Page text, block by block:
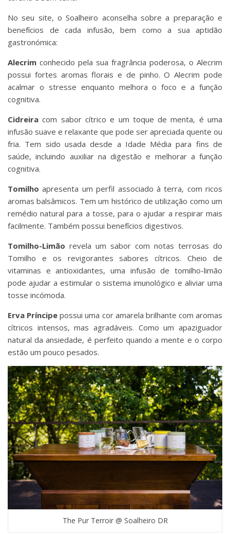
No seu site, o Soalheiro aconselha sobre a preparação e
benefícios de cada infusão, bem como a sua aptidão
gastronómica:
Alecrim conhecido pela sua fragrância poderosa, o Alecrim
possui fortes aromas florais e de pinho. O Alecrim pode
acalmar o stresse enquanto melhora o foco e a função
cognitiva.
Cidreira com sabor cítrico e um toque de menta, é uma
infusão suave e relaxante que pode ser apreciada quente ou
fria. Tem sido usada desde a Idade Média para fins de
saúde, incluindo auxiliar na digestão e melhorar a função
cognitiva.
Tomilho apresenta um perfil associado à terra, com ricos
aromas balsâmicos. Tem um histórico de utilização como um
remédio natural para a tosse, para o ajudar a respirar mais
facilmente. Também possui benefícios digestivos.
Tomilho-Limão revela um sabor com notas terrosas do
Tomilho e os revigorantes sabores cítricos. Cheio de
vitaminas e antioxidantes, uma infusão de tomilho-limão
pode ajudar a estimular o sistema imunológico e aliviar uma
tosse incómoda.
Erva Príncipe possui uma cor amarela brilhante com aromas
cítricos intensos, mas agradáveis. Como um apaziguador
natural da ansiedade, é perfeito quando a mente e o corpo
estão um pouco pesados.
The Pur Terroir @ Soalheiro DR